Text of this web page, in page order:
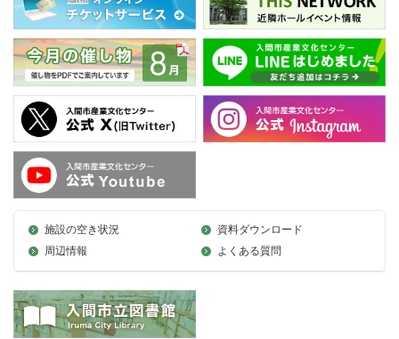
施設の空き状況
資料ダウンロード
周辺情報
よくある質問